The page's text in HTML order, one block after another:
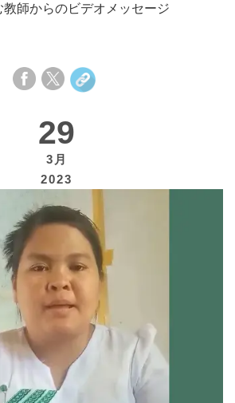
寄付する
師からのビデオメッセージ
29
3月
2023